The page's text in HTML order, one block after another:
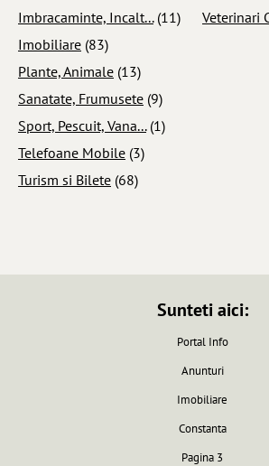
Imbracaminte, Incalt... (11)
Imobiliare (83)
Plante, Animale (13)
Sanatate, Frumusete (9)
Sport, Pescuit, Vana... (1)
Telefoane Mobile (3)
Turism si Bilete (68)
Veterinari
Sunteti aici:
Portal Info
Anunturi
Imobiliare
Constanta
Pagina 3